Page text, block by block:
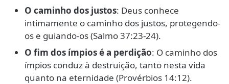
O caminho dos justos: Deus conhece
intimamente o caminho dos justos, protegendo-
os e guiando-os (Salmo 37:23-24).
O fim dos ímpios é a perdição: O caminho dos
ímpios conduz à destruição, tanto nesta vida
quanto na eternidade (Provérbios 14:12).